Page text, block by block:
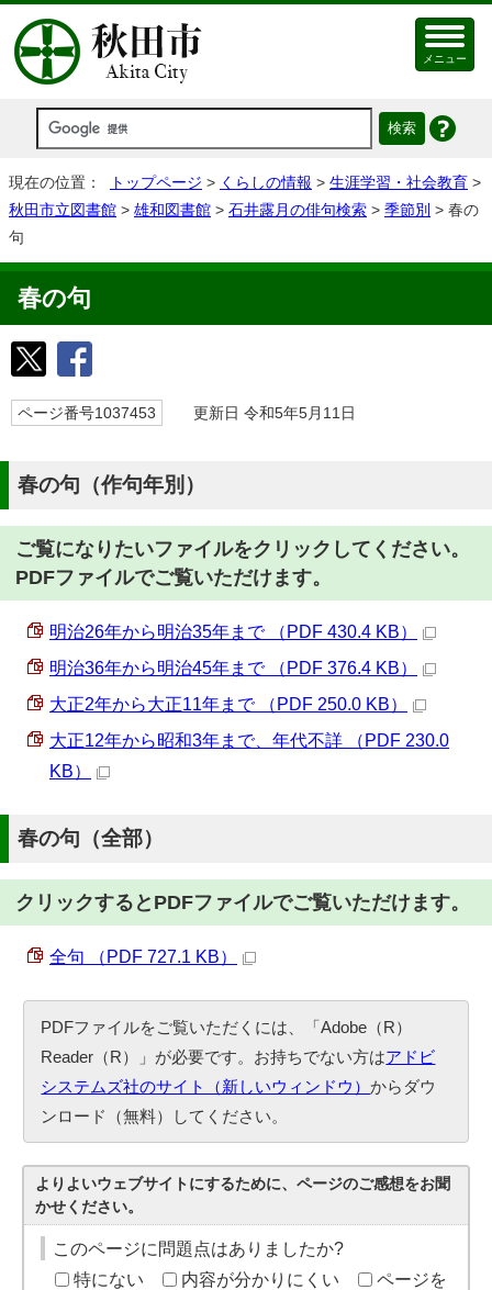
メニュー
現在の位置： トップページ > くらしの情報 > 生涯学習・社会教育 >
秋田市立図書館 > 雄和図書館 > 石井露月の俳句検索 > 季節別 > 春の
句
春の句
ページ番号1037453 更新日 令和5年5月11日
春の句（作句年別）
ご覧になりたいファイルをクリックしてください。
PDFファイルでご覧いただけます。
明治26年から明治35年まで （PDF 430.4 KB）
明治36年から明治45年まで （PDF 376.4 KB）
大正2年から大正11年まで （PDF 250.0 KB）
大正12年から昭和3年まで、年代不詳 （PDF 230.0
KB）
春の句（全部）
クリックするとPDFファイルでご覧いただけます。
全句 （PDF 727.1 KB）
PDFファイルをご覧いただくには、「Adobe（R）
Reader（R）」が必要です。お持ちでない方はアドビ
システムズ社のサイト（新しいウィンドウ）からダウ
ンロード（無料）してください。
よりよいウェブサイトにするために、ページのご感想をお聞
かせください。
このページに問題点はありましたか?
特にない
内容が分かりにくい
ページを